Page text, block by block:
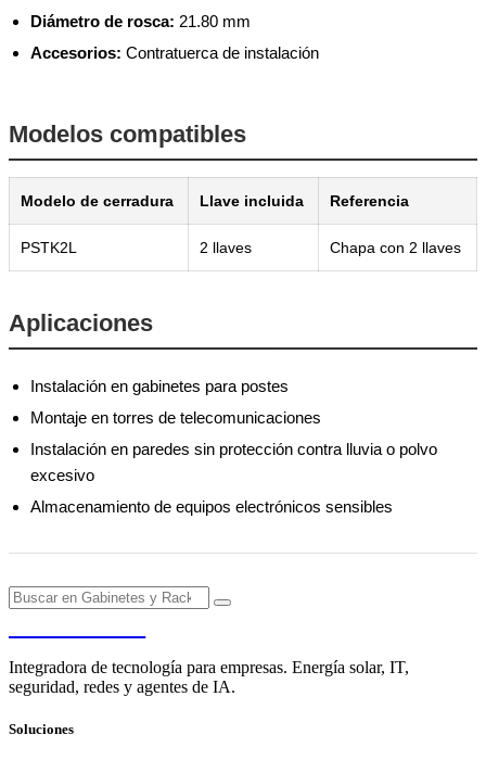
Diámetro de rosca: 21.80 mm
Accesorios: Contratuerca de instalación
Modelos compatibles
Modelo de cerradura Llave incluida Referencia
PSTK2L 2 llaves Chapa con 2 llaves
Aplicaciones
Instalación en gabinetes para postes
Montaje en torres de telecomunicaciones
Instalación en paredes sin protección contra lluvia o polvo
excesivo
Almacenamiento de equipos electrónicos sensibles
Integradora de tecnología para empresas. Energía solar, IT,
seguridad, redes y agentes de IA.
Soluciones